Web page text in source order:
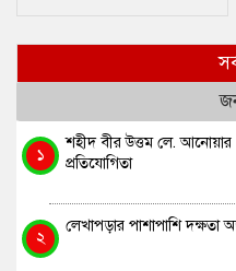
১
শহীদ বীর উত্তম লে.
প্রতিযোগিতা
২
লেখাপড়ার পাশাপাশি দক্ষতা